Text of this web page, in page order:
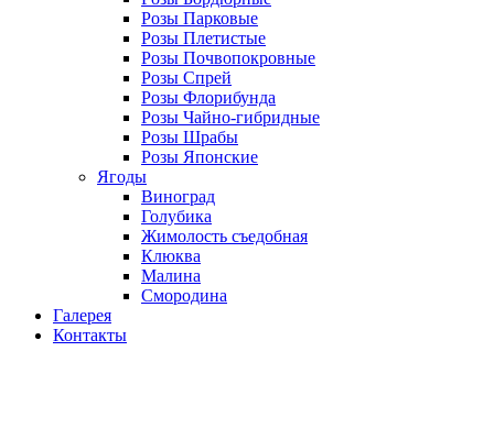
Розы Парковые
Розы Плетистые
Розы Почвопокровные
Розы Спрей
Розы Флорибунда
Розы Чайно-гибридные
Розы Шрабы
Розы Японские
Ягоды
Виноград
Голубика
Жимолость съедобная
Клюква
Малина
Смородина
Галерея
Контакты